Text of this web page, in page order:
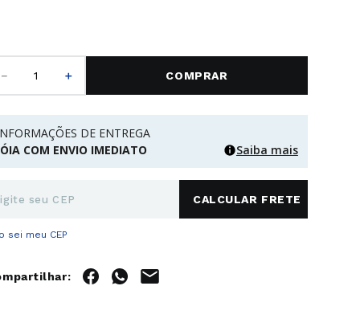
＋ COMPRAR
DE ENTREGA
COM ENVIO IMEDIATO
Saiba mais
sei meu CEP